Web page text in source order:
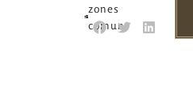
zones
comuns